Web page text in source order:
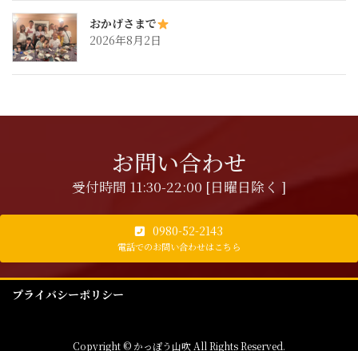
おかげさまで
2026年8月2日
お問い合わせ
受付時間 11:30-22:00 [日曜日除く ]
0980-52-2143
電話でのお問い合わせはこちら
プライバシーポリシー
Copyright © かっぽう山吹 All Rights Reserved.